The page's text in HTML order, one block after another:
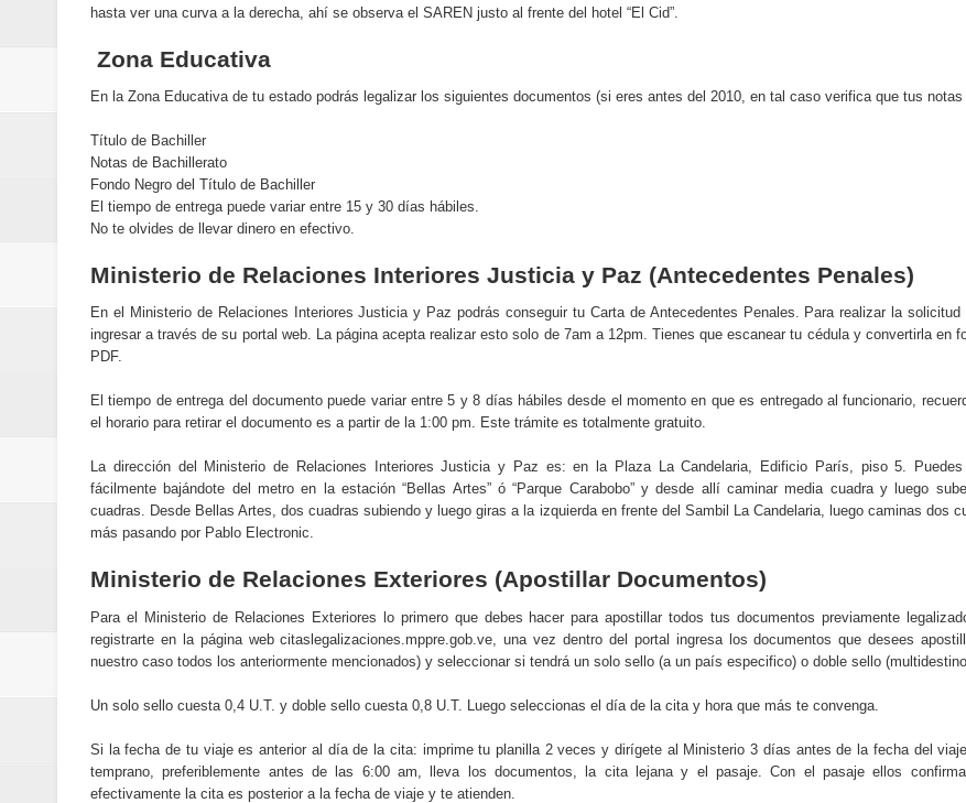
hasta ver una curva a la derecha, ahí se observa el SAREN justo al frente del hotel “El Cid”.
Zona Educativa
En la Zona Educativa de tu estado podrás legalizar los siguientes documentos (si eres antes del 2010, en tal caso verifica que tus notas
Título de Bachiller
Notas de Bachillerato
Fondo Negro del Título de Bachiller
El tiempo de entrega puede variar entre 15 y 30 días hábiles.
No te olvides de llevar dinero en efectivo.
Ministerio de Relaciones Interiores Justicia y Paz (Antecedentes Penales)
En el Ministerio de Relaciones Interiores Justicia y Paz podrás conseguir tu Carta de Antecedentes Penales. Para realizar la solicitud
ingresar a través de su portal web. La página acepta realizar esto solo de 7am a 12pm. Tienes que escanear tu cédula y convertirla en
PDF.
El tiempo de entrega del documento puede variar entre 5 y 8 días hábiles desde el momento en que es entregado al funcionario,
el horario para retirar el documento es a partir de la 1:00 pm. Este trámite es totalmente gratuito.
La dirección del Ministerio de Relaciones Interiores Justicia y Paz es: en la Plaza La Candelaria, Edificio París, piso 5. Puedes
fácilmente bajándote del metro en la estación “Bellas Artes” ó “Parque Carabobo” y desde allí caminar media cuadra y luego
cuadras. Desde Bellas Artes, dos cuadras subiendo y luego giras a la izquierda en frente del Sambil La Candelaria, luego caminas dos
más pasando por Pablo Electronic.
Ministerio de Relaciones Exteriores (Apostillar Documentos)
Para el Ministerio de Relaciones Exteriores lo primero que debes hacer para apostillar todos tus documentos previamente
registrarte en la página web citaslegalizaciones.mppre.gob.ve, una vez dentro del portal ingresa los documentos que desees
nuestro caso todos los anteriormente mencionados) y seleccionar si tendrá un solo sello (a un país especifico) o doble sello
Un solo sello cuesta 0,4 U.T. y doble sello cuesta 0,8 U.T. Luego seleccionas el día de la cita y hora que más te convenga.
Si la fecha de tu viaje es anterior al día de la cita: imprime tu planilla 2 veces y dirígete al Ministerio 3 días antes de la fecha del
temprano, preferiblemente antes de las 6:00 am, lleva los documentos, la cita lejana y el pasaje. Con el pasaje ellos
efectivamente la cita es posterior a la fecha de viaje y te atienden.